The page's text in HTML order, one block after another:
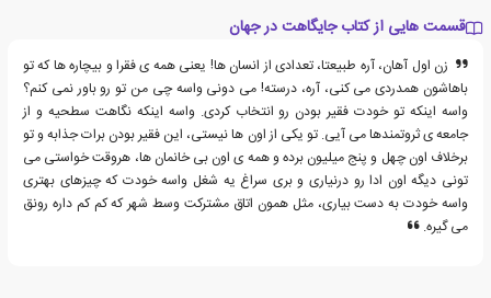
قسمت هایی از کتاب جایگاهت در جهان
زن اول آهان، آره طبیعتا، تعدادی از انسان ها! یعنی همه ی فقرا و بیچاره ها که تو
باهاشون همدردی می کنی، آره، درسته! می دونی واسه چی من تو رو باور نمی کنم؟
واسه اینکه تو خودت فقیر بودن رو انتخاب کردی. واسه اینکه نگاهت سطحیه و از
جامعه ی ثروتمندها می آیی. تو یکی از اون ها نیستی، این فقیر بودن برات جذابه و تو
برخلاف اون چهل و پنج میلیون برده و همه ی اون بی خانمان ها، هروقت خواستی می
تونی دیگه اون ادا رو درنیاری و بری سراغ یه شغل واسه خودت که چیزهای بهتری
واسه خودت به دست بیاری، مثل همون اتاق مشترکت وسط شهر که کم کم داره رونق
می گیره.